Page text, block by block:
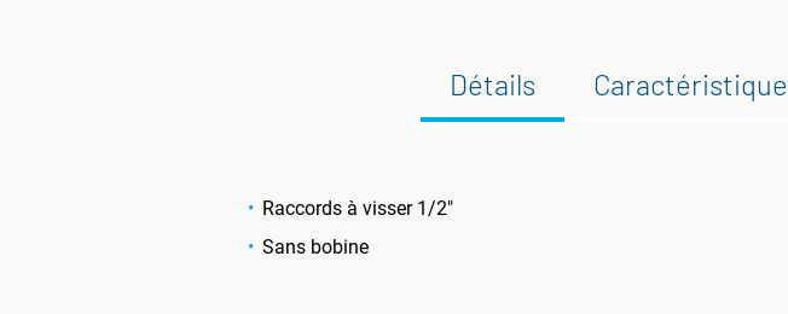
Détails
Raccords à visser 1/2"
Sans bobine